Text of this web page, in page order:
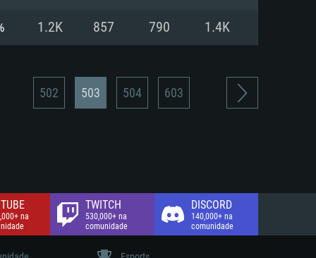
1.2K 857 790 1.4K
502 503 504 603
na
TWITCH
530,000+ na
comunidade
DISCORD
140,000+ na
comunidade